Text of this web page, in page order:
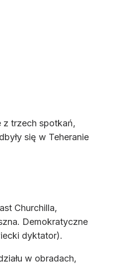
z trzech spotkań,
się w Teheranie
Churchilla,
Demokratyczne
dyktator).
w obradach,